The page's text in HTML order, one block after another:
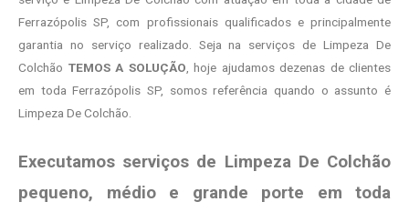
Ferrazópolis SP, com profissionais qualificados e principalmente
garantia no serviço realizado. Seja na serviços de Limpeza De
Colchão TEMOS A SOLUÇÃO , hoje ajudamos dezenas de clientes
em toda Ferrazópolis SP, somos referência quando o assunto é
Limpeza De Colchão.
Executamos serviços de Limpeza De Colchão
pequeno, médio e grande porte em toda